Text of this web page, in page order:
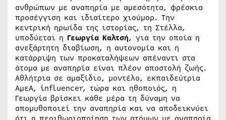
ανθρώπων με αναπηρία με αμεσότητα, φρέσκια
προσέγγιση και ιδιαίτερο χιούμορ. Την
κεντρική ηρωίδα της ιστορίας, τη Στέλλα,
υποδύεται η Γεωργία Καλτσή, για την οποία η
ανεξάρτητη διαβίωση, η αυτονομία και η
κατάρριψη των προκαταλήψεων απέναντι στα
άτομα με αναπηρία είναι πλέον αποστολή ζωής.
Αθλήτρια σε αμαξίδιο, μοντέλο, εκπαιδεύτρια
ΑμεΑ, influencer, τώρα και ηθοποιός, η
Γεωργία βρίσκει κάθε μέρα τη δύναμη να
απομυθοποιεί την αναπηρία και να αποδεικνύει